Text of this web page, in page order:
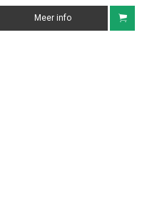
Meer info